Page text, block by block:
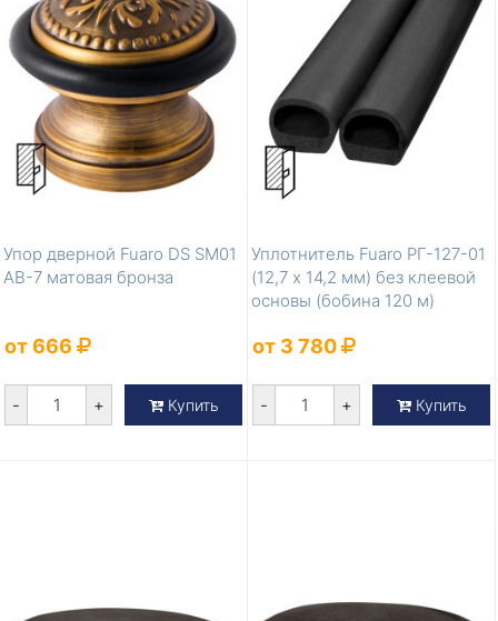
Упор дверной Fuaro DS SM01
AB-7 матовая бронза
от 666
- + Купить
Уплотнитель Fuaro РГ-127-01
(12,7 х 14,2 мм) без клеевой
основы (бобина 120 м)
от 3 780
- + Купить